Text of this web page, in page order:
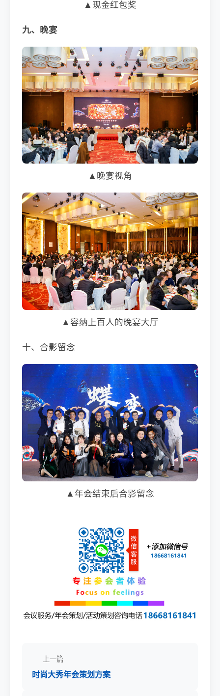
▲现金红包奖
九、晚宴
▲晚宴视角
▲容纳上百人的晚宴大厅
十、合影留念
▲年会结束后合影留念
上一篇
时尚大秀年会策划方案